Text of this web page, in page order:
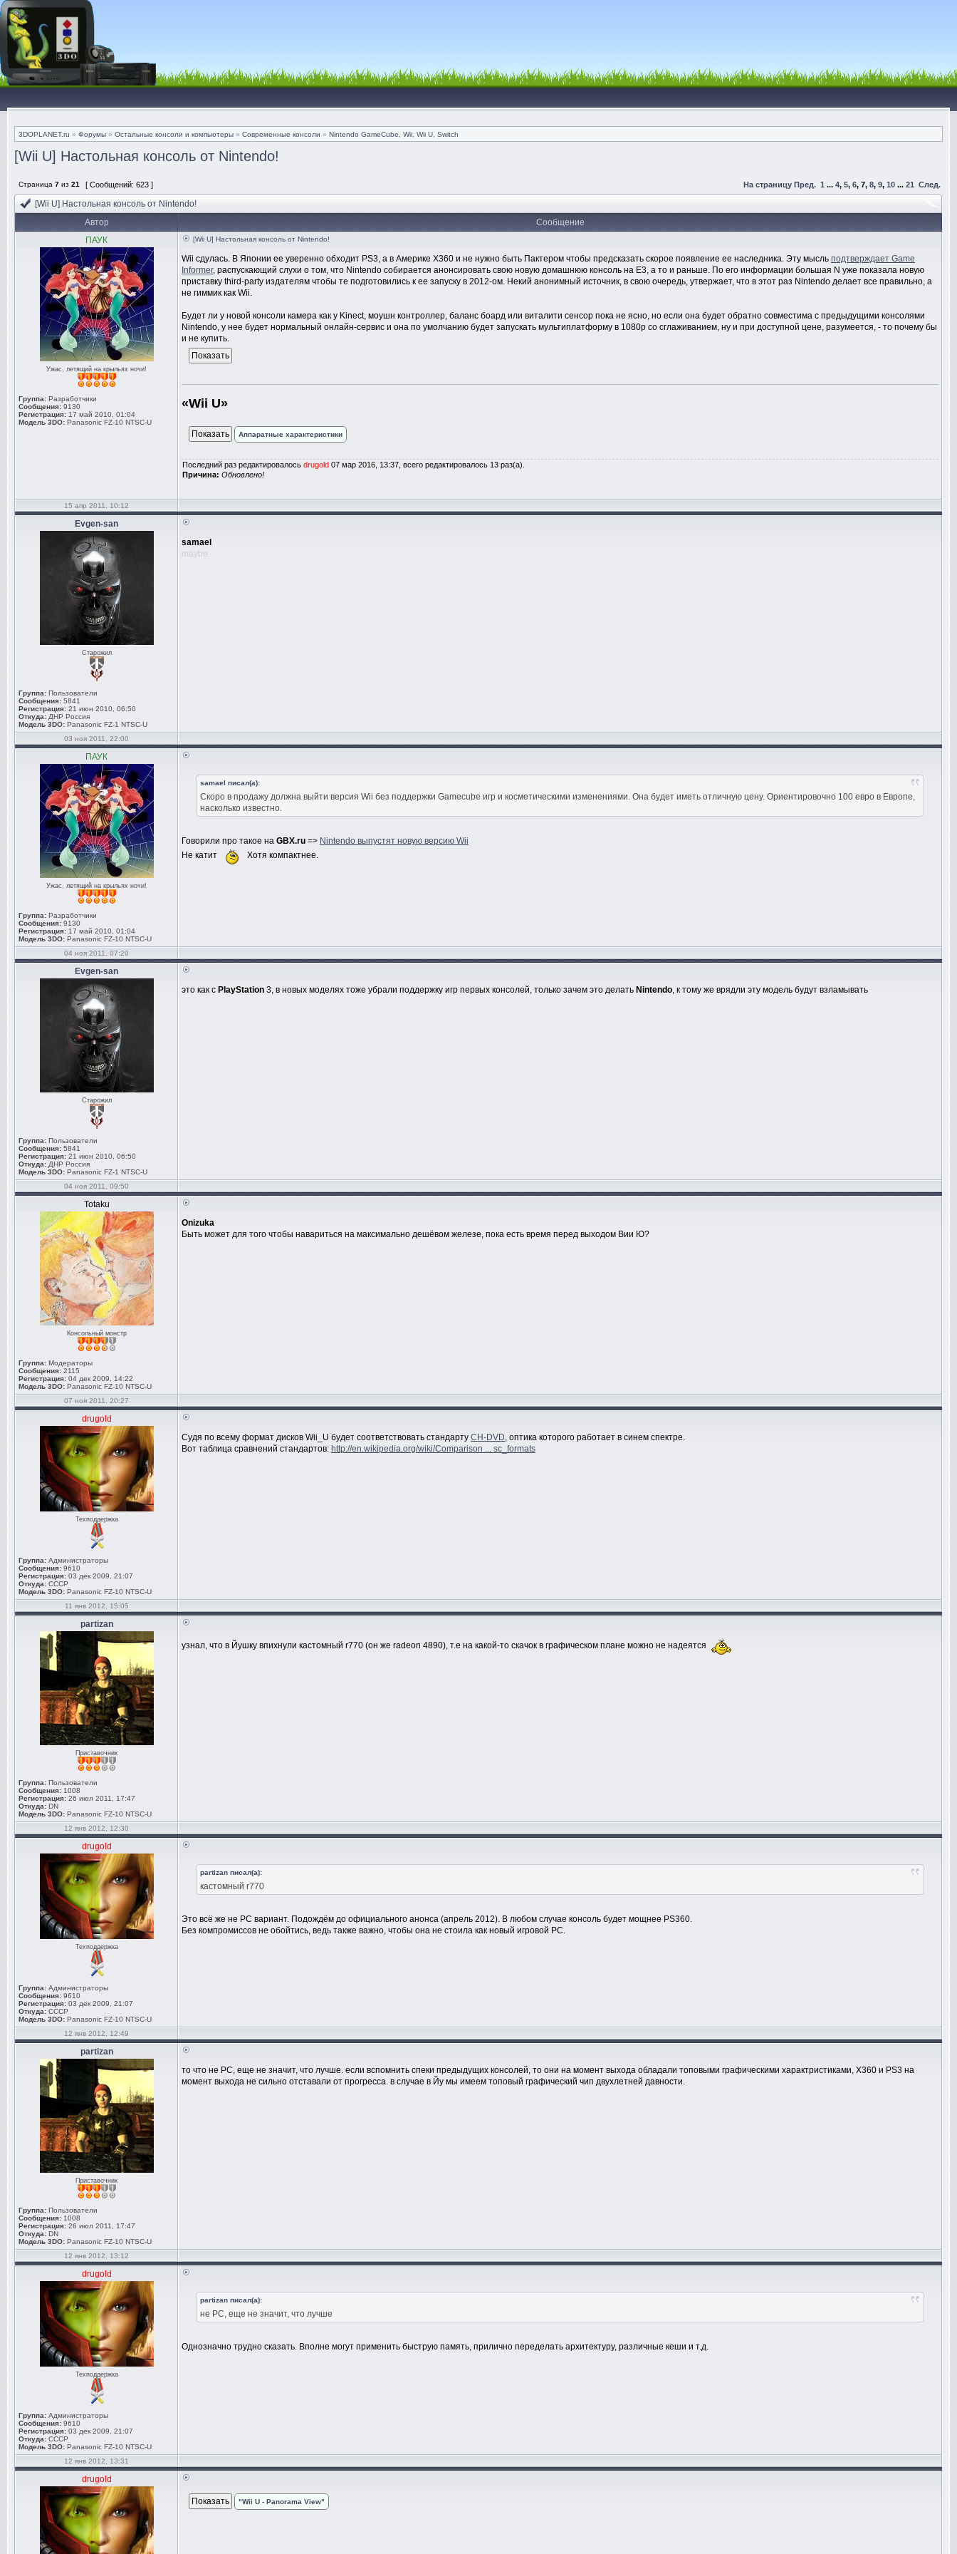
3DOPLANET.ru » Форумы » Остальные консоли и компьютеры » Современные консоли » Nintendo GameCube, Wii, Wii U, Switch
[Wii U] Настольная консоль от Nintendo!
Страница 7 из 21 [ Сообщений: 623 ] На страницу Пред. 1 ... 4, 5, 6, 7, 8, 9, 10 ... 21 След.
[Wii U] Настольная консоль от Nintendo!
Автор
Сообщение
ПАУК
Ужас, летящий на крыльях ночи!
Группа: Разработчики
Сообщения: 9130
Регистрация: 17 май 2010, 01:04
Модель 3DO: Panasonic FZ-10 NTSC-U
[Wii U] Настольная консоль от Nintendo!
Wii сдулась. В Японии ее уверенно обходит PS3, а в Америке Х360 и не нужно быть Пактером чтобы предсказать скорое появление ее наследника. Эту мысль подтверждает Game
Informer, распускающий слухи о том, что Nintendo собирается анонсировать свою новую домашнюю консоль на Е3, а то и раньше. По его информации большая N уже показала новую
приставку third-party издателям чтобы те подготовились к ее запуску в 2012-ом. Некий анонимный источник, в свою очередь, утвержает, что в этот раз Nintendo делает все правильно, а
не гиммик как Wii.
Будет ли у новой консоли камера как у Kinect, моушн контроллер, баланс боард или виталити сенсор пока не ясно, но если она будет обратно совместима с предыдущими консолями
Nintendo, у нее будет нормальный онлайн-сервис и она по умолчанию будет запускать мультиплатформу в 1080р со сглаживанием, ну и при доступной цене, разумеется, - то почему бы
и не купить.
«Wii U»
Аппаратные характеристики
Последний раз редактировалось drugold 07 мар 2016, 13:37, всего редактировалось 13 раз(а).
Причина: Обновлено!
15 апр 2011, 10:12
Evgen-san
Старожил
Группа: Пользователи
Сообщения: 5841
Регистрация: 21 июн 2010, 06:50
Откуда: ДНР Россия
Модель 3DO: Panasonic FZ-1 NTSC-U
samael
maybe
03 ноя 2011, 22:00
ПАУК
Ужас, летящий на крыльях ночи!
Группа: Разработчики
Сообщения: 9130
Регистрация: 17 май 2010, 01:04
Модель 3DO: Panasonic FZ-10 NTSC-U
samael писал(а):
Скоро в продажу должна выйти версия Wii без поддержки Gamecube игр и косметическими изменениями. Она будет иметь отличную цену. Ориентировочно 100 евро в Европе,
насколько известно.
Говорили про такое на GBX.ru => Nintendo выпустят новую версию Wii
Не катит
Хотя компактнее.
04 ноя 2011, 07:20
Evgen-san
Старожил
Группа: Пользователи
Сообщения: 5841
Регистрация: 21 июн 2010, 06:50
Откуда: ДНР Россия
Модель 3DO: Panasonic FZ-1 NTSC-U
это как с PlayStation 3, в новых моделях тоже убрали поддержку игр первых консолей, только зачем это делать Nintendo, к тому же врядли эту модель будут взламывать
04 ноя 2011, 09:50
Totaku
Консольный монстр
Группа: Модераторы
Сообщения: 2115
Регистрация: 04 дек 2009, 14:22
Модель 3DO: Panasonic FZ-10 NTSC-U
Onizuka
Быть может для того чтобы навариться на максимально дешёвом железе, пока есть время перед выходом Вии Ю?
07 ноя 2011, 20:27
drugold
Техподдержка
Группа: Администраторы
Сообщения: 9610
Регистрация: 03 дек 2009, 21:07
Откуда: СССР
Модель 3DO: Panasonic FZ-10 NTSC-U
Судя по всему формат дисков Wii_U будет соответствовать стандарту CH-DVD, оптика которого работает в синем спектре.
Вот таблица сравнений стандартов: http://en.wikipedia.org/wiki/Comparison ... sc_formats
11 янв 2012, 15:05
partizan
Приставочник
Группа: Пользователи
Сообщения: 1008
Регистрация: 26 июл 2011, 17:47
Откуда: DN
Модель 3DO: Panasonic FZ-10 NTSC-U
узнал, что в Йушку впихнули кастомный r770 (он же radeon 4890), т.е на какой-то скачок в графическом плане можно не надеятся
12 янв 2012, 12:30
drugold
Техподдержка
Группа: Администраторы
Сообщения: 9610
Регистрация: 03 дек 2009, 21:07
Откуда: СССР
Модель 3DO: Panasonic FZ-10 NTSC-U
partizan писал(а):
кастомный r770
Это всё же не РС вариант. Подождём до официального анонса (апрель 2012). В любом случае консоль будет мощнее PS360.
Без компромиссов не обойтись, ведь также важно, чтобы она не стоила как новый игровой РС.
12 янв 2012, 12:49
partizan
Приставочник
Группа: Пользователи
Сообщения: 1008
Регистрация: 26 июл 2011, 17:47
Откуда: DN
Модель 3DO: Panasonic FZ-10 NTSC-U
то что не PC, еще не значит, что лучше. если вспомнить спеки предыдущих консолей, то они на момент выхода обладали топовыми графическими характристиками, X360 и PS3 на
момент выхода не сильно отставали от прогресса. в случае в Йу мы имеем топовый графический чип двухлетней давности.
12 янв 2012, 13:12
drugold
Техподдержка
Группа: Администраторы
Сообщения: 9610
Регистрация: 03 дек 2009, 21:07
Откуда: СССР
Модель 3DO: Panasonic FZ-10 NTSC-U
partizan писал(а):
не PC, еще не значит, что лучше
Однозначно трудно сказать. Вполне могут применить быструю память, прилично переделать архитектуру, различные кеши и т.д.
12 янв 2012, 13:31
drugold
"Wii U - Panorama View"